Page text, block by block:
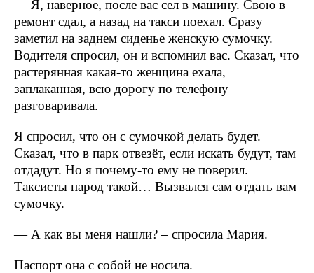
— Я, наверное, после вас сел в машину. Свою в
ремонт сдал, а назад на такси поехал. Сразу
заметил на заднем сиденье женскую сумочку.
Водителя спросил, он и вспомнил вас. Сказал, что
растерянная какая-то женщина ехала,
заплаканная, всю дорогу по телефону
разговаривала.
Я спросил, что он с сумочкой делать будет.
Сказал, что в парк отвезёт, если искать будут, там
отдадут. Но я почему-то ему не поверил.
Таксисты народ такой… Вызвался сам отдать вам
сумочку.
— А как вы меня нашли? – спросила Мария.
Паспорт она с собой не носила.